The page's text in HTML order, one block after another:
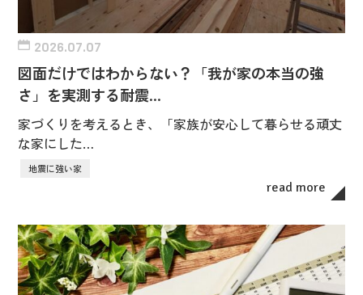
2026.07.07
図面だけではわからない？「我が家の本当の強
さ」を実測する耐震…
家づくりを考えるとき、「家族が安心して暮らせる頑丈
な家にした…
地震に強い家
read more